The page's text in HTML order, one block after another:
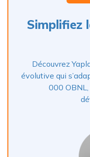
Simplifiez
Découvrez
évolutive qui
000